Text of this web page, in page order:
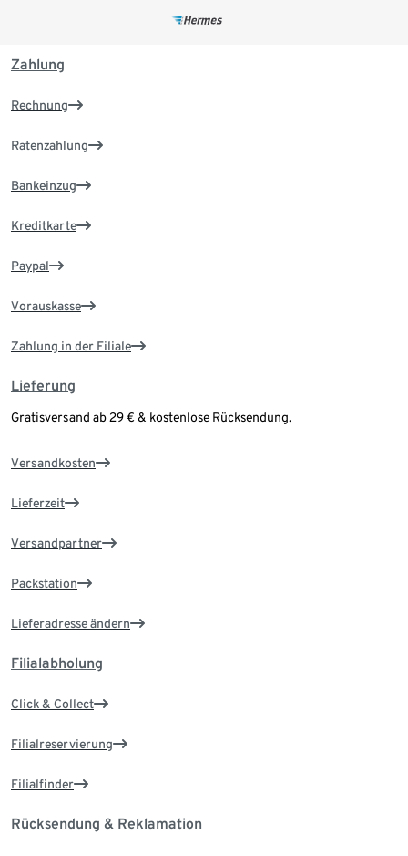
Zahlung
Rechnung
Ratenzahlung
Bankeinzug
Kreditkarte
Paypal
Vorauskasse
Zahlung in der Filiale
Lieferung
Gratisversand ab 29 € & kostenlose Rücksendung.
Versandkosten
Lieferzeit
Versandpartner
Packstation
Lieferadresse ändern
Filialabholung
Click & Collect
Filialreservierung
Filialfinder
Rücksendung & Reklamation